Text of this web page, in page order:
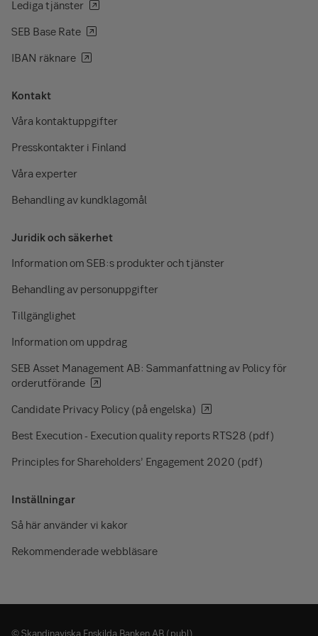
Postboks 458 Sentrum
Finland
Lintulahdenkuja 4
tietosuoja@om.fi
Norge
Att.: Klageansvarlig
0114 Oslo
Finland
P.Box 1085
00101 Helsinki
Lediga tjänster
SEB Base Rate
IBAN räknare
Kontakt
Våra kontaktuppgifter
Presskontakter i Finland
Våra experter
Behandling av kundklagomål
Juridik och säkerhet
Information om SEB:s produkter och tjänster
Behandling av personuppgifter
Tillgänglighet
Information om uppdrag
SEB Asset Management AB: Sammanfattning av Policy för
orderutförande
Candidate Privacy Policy (på engelska)
Best Execution - Execution quality reports RTS28 (pdf)
Principles for Shareholders’ Engagement 2020 (pdf)
Inställningar
Så här använder vi kakor
Rekommenderade webbläsare
© Skandinaviska Enskilda Banken AB (publ)